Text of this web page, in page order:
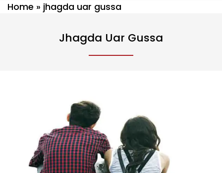
Home » jhagda uar gussa
Jhagda Uar Gussa